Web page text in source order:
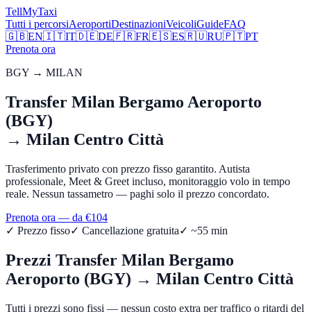
TellMyTaxi
Tutti i percorsiAeroportiDestinazioniVeicoliGuideFAQ
🇬🇧EN🇮🇹IT🇩🇪DE🇫🇷FR🇪🇸ES🇷🇺RU🇵🇹PT
Prenota ora
BGY → MILAN
Transfer Milan Bergamo Aeroporto
(BGY)
→ Milan Centro Città
Trasferimento privato con prezzo fisso garantito. Autista
professionale, Meet & Greet incluso, monitoraggio volo in tempo
reale. Nessun tassametro — paghi solo il prezzo concordato.
Prenota ora — da €104
✓ Prezzo fisso✓ Cancellazione gratuita✓ ~55 min
Prezzi Transfer Milan Bergamo
Aeroporto (BGY) → Milan Centro Città
Tutti i prezzi sono fissi — nessun costo extra per traffico o ritardi del